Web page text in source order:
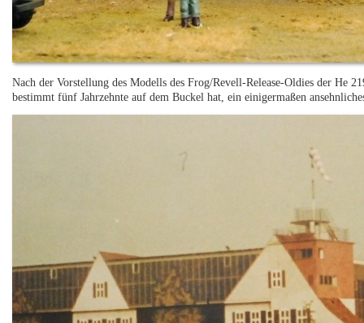
Nach der Vorstellung des Modells des Frog/Revell-Release-Oldies der He
bestimmt fünf Jahrzehnte auf dem Buckel hat, ein einigermaßen